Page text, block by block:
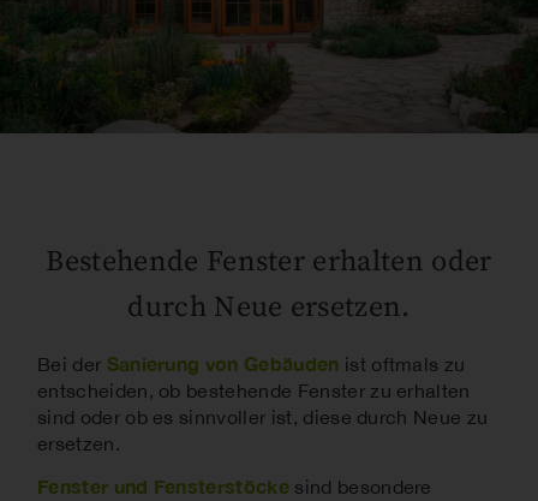
Bestehende Fenster erhalten oder
durch Neue ersetzen.
Bei der Sanierung von Gebäuden ist oftmals zu
entscheiden, ob bestehende Fenster zu erhalten
sind oder ob es sinnvoller ist, diese durch Neue zu
ersetzen.
Fenster und Fensterstöcke sind besondere